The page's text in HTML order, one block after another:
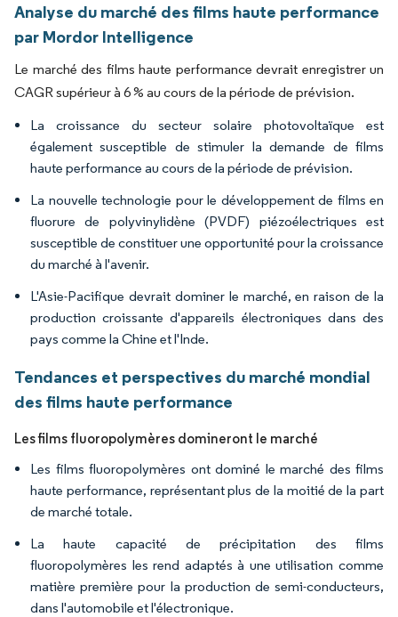
Analyse du marché des films haute performance
par Mordor Intelligence
Le marché des films haute performance devrait enregistrer un
CAGR supérieur à 6 % au cours de la période de prévision.
La croissance du secteur solaire photovoltaïque est
également susceptible de stimuler la demande de films
haute performance au cours de la période de prévision.
La nouvelle technologie pour le développement de films en
fluorure de polyvinylidène (PVDF) piézoélectriques est
susceptible de constituer une opportunité pour la croissance
du marché à l'avenir.
L'Asie-Pacifique devrait dominer le marché, en raison de la
production croissante d'appareils électroniques dans des
pays comme la Chine et l'Inde.
Tendances et perspectives du marché mondial
des films haute performance
Les films fluoropolymères domineront le marché
Les films fluoropolymères ont dominé le marché des films
haute performance, représentant plus de la moitié de la part
de marché totale.
La haute capacité de précipitation des films
fluoropolymères les rend adaptés à une utilisation comme
matière première pour la production de semi-conducteurs,
dans l'automobile et l'électronique.